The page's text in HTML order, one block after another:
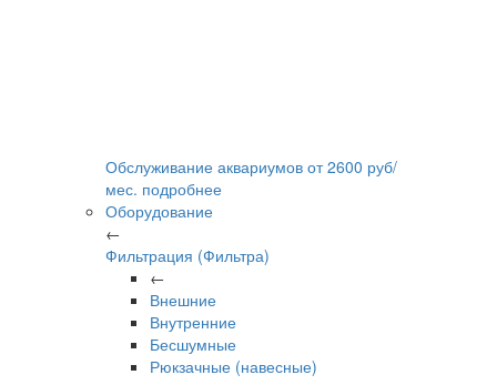
Обслуживание аквариумов от2600 руб/
мес. подробнее
Оборудование
←
Фильтрация (Фильтра)
←
Внешние
Внутренние
Бесшумные
Рюкзачные (навесные)